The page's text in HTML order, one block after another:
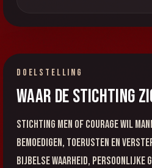
DOELSTELLING
Waar de stichting
Stichting Men of Courage wil
bemoedigen, toerusten en
Bijbelse waarheid, persoonlijke